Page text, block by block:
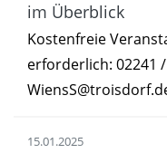
im Überblick
Kostenfreie
erforderlich: 02241
15.01.2025